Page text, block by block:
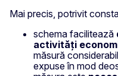
Mai precis, potrivit
schema facilitează
activități
măsură
expuse în mod